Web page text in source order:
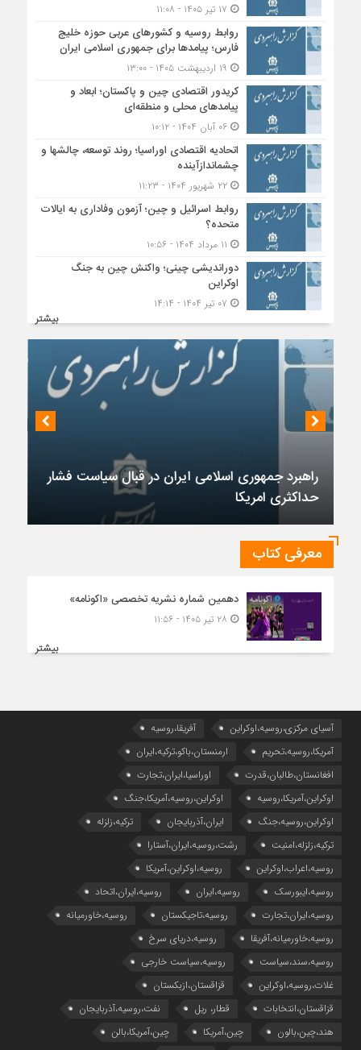
روابط روسیه و کشورهای عربی حوزه خلیج
فارس؛ پیامدها برای جمهوری اسلامی ایران
کریدور اقتصادی چین و پاکستان؛ ابعاد و
پیامدهای محلی و منطقه‌ای
۰۶ آبان ۱۴۰۴ - ۱۰:۱۲
اتحادیه اقتصادی اوراسیا؛ روند توسعه، چالشها و
چشماندازآینده
۲۲ شهریور ۱۴۰۴ - ۱۱:۲۳
روابط اسرائیل و چین؛ آزمون وفاداری به ایالات
متحده؟
دوراندیشی چینی؛ واکنش چین به جنگ
اوکراین
بیشتر
چشم‌انداز روابط ایران و روسیه در جهان پساکرونا
معرفی کتاب
دهمین شماره نشریه تخصصی «اکونامه»
بیشتر
آسیای مرکزی،روسیه،اوکراین
آفریقا،روسیه
آمریکا،روسیه،تحریم
ارمنستان،باکو،ترکیه،ایران
افغانستان،طالبان،قدرت
اوراسیا،ایران،تجارت
اوکراین،آمریکا،روسیه
اوکراین،روسیه،آمریکا،جنگ
اوکراین،روسیه،جنگ
ایران،آذربایجان
ترکیه،زلزله
ترکیه،زلزله،امنیت
رشت،روسیه،ایران،آستارا
روسیه،اعراب،اوکراین
روسیه،اوکراین،آمریکا
روسیه،ایبورسک
روسیه،ایران
روسیه،ایران،اتحاد
روسیه،ایران،تجارت
روسیه،تاجیکستان
روسیه،خاورمیانه
روسیه،خاورمیانه،آفریقا
روسیه،دریای سرخ
روسیه،سند،سیاست
روسیه،سیاست خارجی
غلات،روسیه،اوکراین
قزاقستان،ازبکستان
قزاقستان،انتخابات
قطار، ریل
نفت،روسیه،آذربایجان
هند،چین،بالون
چین،آمریکا
چین،آمریکا،بالن